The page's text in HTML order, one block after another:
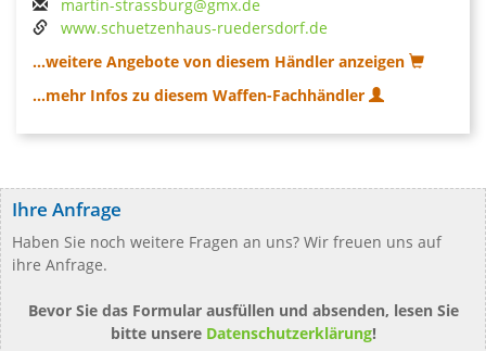
martin-strassburg@gmx.de
www.schuetzenhaus-ruedersdorf.de
...weitere Angebote von diesem Händler anzeigen
...mehr Infos zu diesem Waffen-Fachhändler
Ihre Anfrage
Haben Sie noch weitere Fragen an uns? Wir freuen uns auf
ihre Anfrage.
Bevor Sie das Formular ausfüllen und absenden, lesen Sie
bitte unsere Datenschutzerklärung!